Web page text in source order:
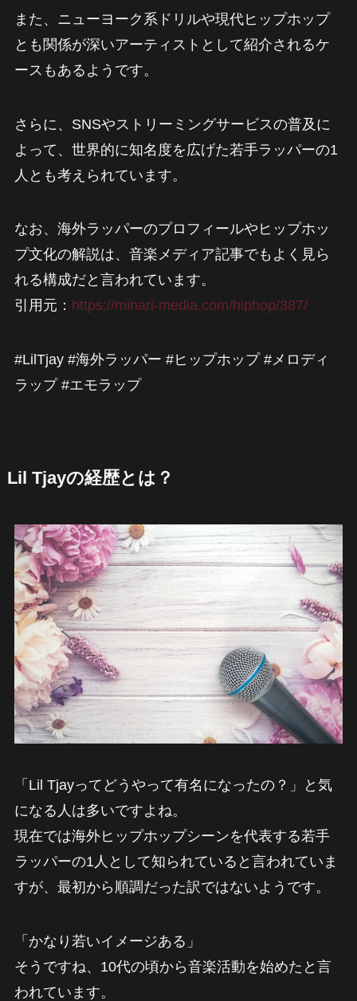
また、ニューヨーク系ドリルや現代ヒップホップ
とも関係が深いアーティストとして紹介されるケ
ースもあるようです。
さらに、SNSやストリーミングサービスの普及に
よって、世界的に知名度を広げた若手ラッパーの1
人とも考えられています。
なお、海外ラッパーのプロフィールやヒップホッ
プ文化の解説は、音楽メディア記事でもよく見ら
れる構成だと言われています。
引用元： https://minari-media.com/hiphop/387/
#LilTjay #海外ラッパー #ヒップホップ #メロディ
ラップ #エモラップ
Lil Tjayの経歴とは？
「Lil Tjayってどうやって有名になったの？」と気
になる人は多いですよね。
現在では海外ヒップホップシーンを代表する若手
ラッパーの1人として知られていると言われていま
すが、最初から順調だった訳ではないようです。
「かなり若いイメージある」
そうですね、10代の頃から音楽活動を始めたと言
われています。